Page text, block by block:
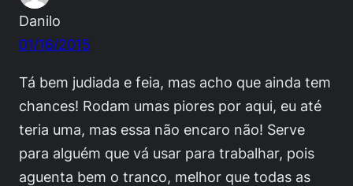
Danilo
01/16/2015
Tá bem judiada e feia, mas acho que ainda tem
chances! Rodam umas piores por aqui, eu até
teria uma, mas essa não encaro não! Serve
para alguém que vá usar para trabalhar, pois
aguenta bem o tranco, melhor que todas as